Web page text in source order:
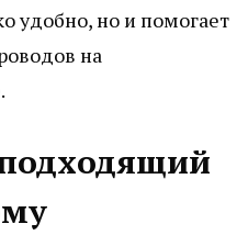
удобно, но и помогает
на